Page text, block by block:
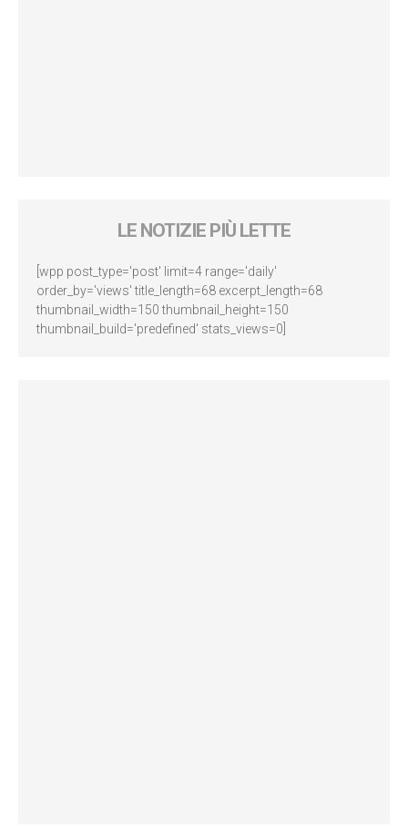
LE NOTIZIE PIÙ LETTE
[wpp post_type='post' limit=4 range='daily'
order_by='views' title_length=68 excerpt_length=68
thumbnail_width=150 thumbnail_height=150
thumbnail_build='predefined' stats_views=0]